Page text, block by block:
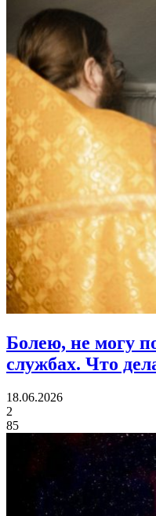
Болею, не могу
службах. Что
18.06.2026
2
85